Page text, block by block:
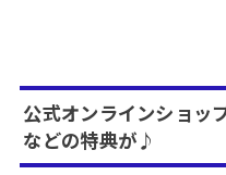
公式オンラインショッ
などの特典が♪